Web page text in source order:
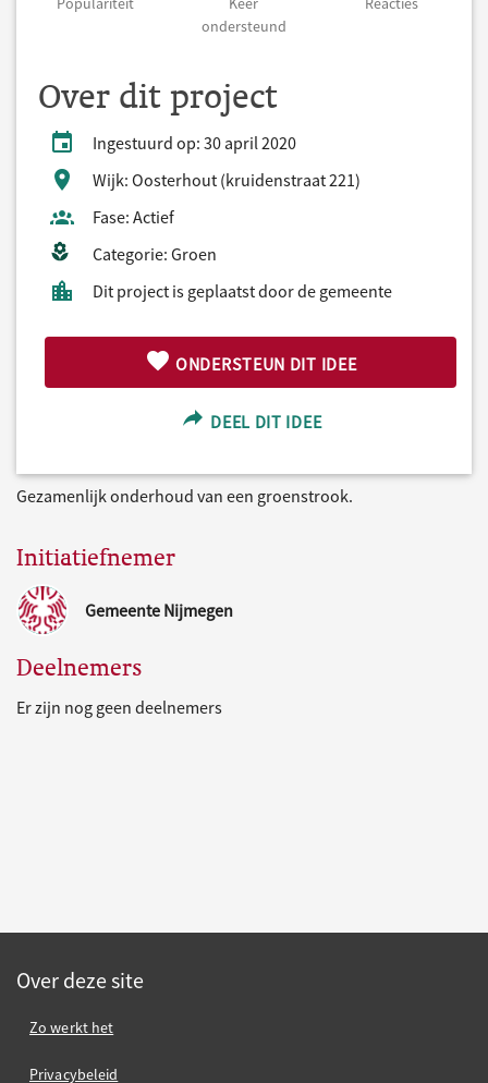
ondersteund
Over dit project
Ingestuurd op: 30 april 2020
Wijk: Oosterhout (kruidenstraat 221)
Fase: Actief
Categorie: Groen
Dit project is geplaatst door de gemeente
ONDERSTEUN DIT IDEE
DEEL DIT IDEE
Gezamenlijk onderhoud van een groenstrook.
Initiatiefnemer
Gemeente Nijmegen
Deelnemers
Er zijn nog geen deelnemers
Over deze site
Zo werkt het
Privacybeleid